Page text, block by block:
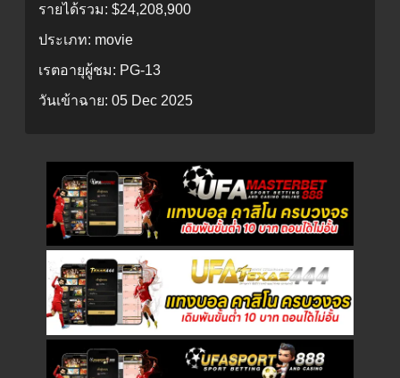
รายได้รวม: $24,208,900
ประเภท: movie
เรตอายุผู้ชม: PG-13
วันเข้าฉาย: 05 Dec 2025